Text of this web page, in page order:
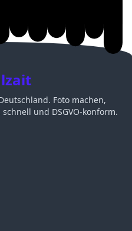
Foto machen,
und DSGVO-konform.